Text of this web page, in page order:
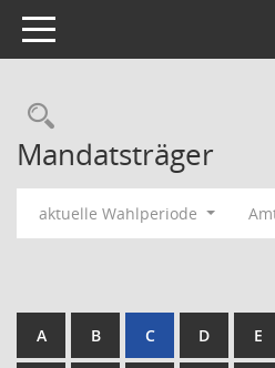
Toggle navigation
Rechercheauswahl
Mandatsträger
aktuelle Wahlperiode
A B C D E